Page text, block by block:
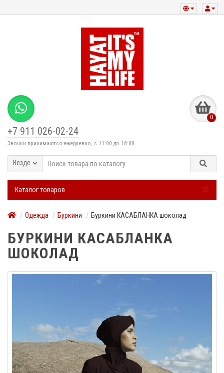
+7 911 026-02-24
Звонки принимаются ежедневно, с 11:00 до 18:00
0
Везде
Каталог товаров
Одежда Буркини Буркини КАСАБЛАНКА шоколад
БУРКИНИ КАСАБЛАНКА
ШОКОЛАД